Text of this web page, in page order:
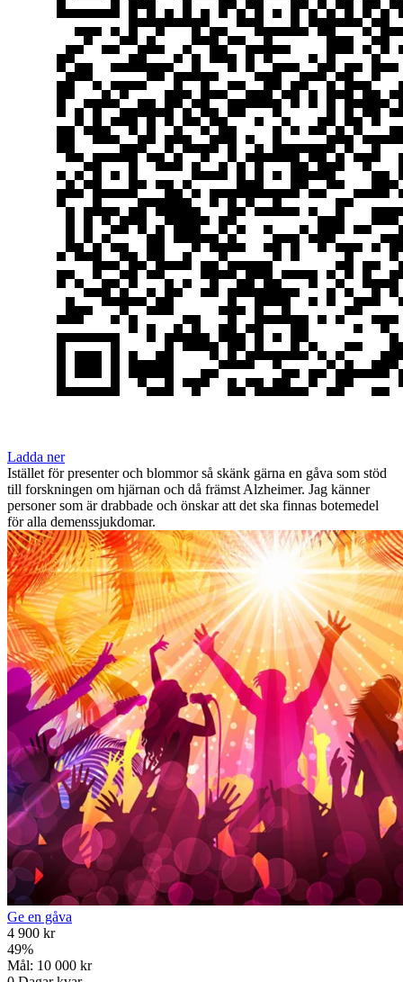
Ladda ner
Istället för presenter och blommor så skänk gärna en gåva som stöd
till forskningen om hjärnan och då främst Alzheimer. Jag känner
personer som är drabbade och önskar att det ska finnas botemedel
för alla demenssjukdomar.
Ge en gåva
4 900 kr
49%
Mål: 10 000 kr